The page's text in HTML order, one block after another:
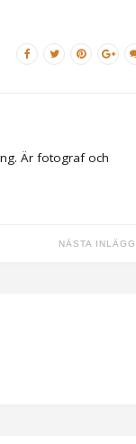
Är fotograf och
NÄSTA INLÄGG